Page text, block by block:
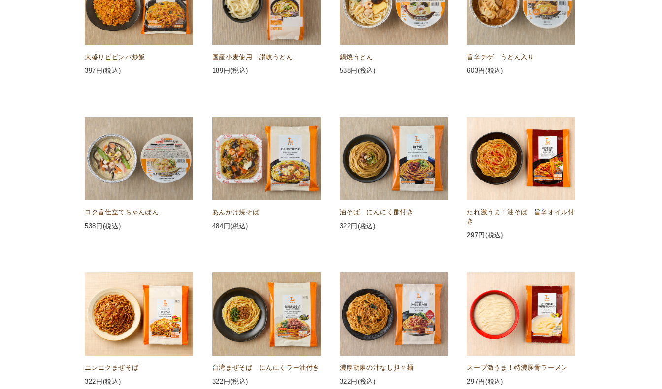
大盛りビビンバ炒飯
397 円(税込)
国産小麦使用 讃岐うどん
189 円(税込)
鍋焼うどん
538円(税込)
旨辛チゲ うどん入り
603円(税込)
コク旨仕立てちゃんぽん
538 円(税込)
あんかけ焼そば
484 円(税込)
油そば にんにく酢付き
322円(税込)
たれ激うま！油そば 旨辛オイル付
き
297円(税込)
ニンニクまぜそば
322 円(税込)
台湾まぜそば にんにくラー油付き
322 円(税込)
濃厚胡麻の汁なし担々麺
322円(税込)
スープ激うま！特濃豚骨ラーメン
297円(税込)